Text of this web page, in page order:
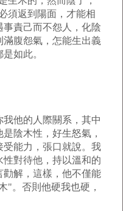
須返到陽面，才能相
責己而不怨人，化陰
腹怨氣，怎能生出義
如此。
他的人際關系，其中
陰木性，好生怒氣，
能力，張口就說。我
對待他，持以溫和的
解，這樣，他不僅能
"。否則他硬我也硬，